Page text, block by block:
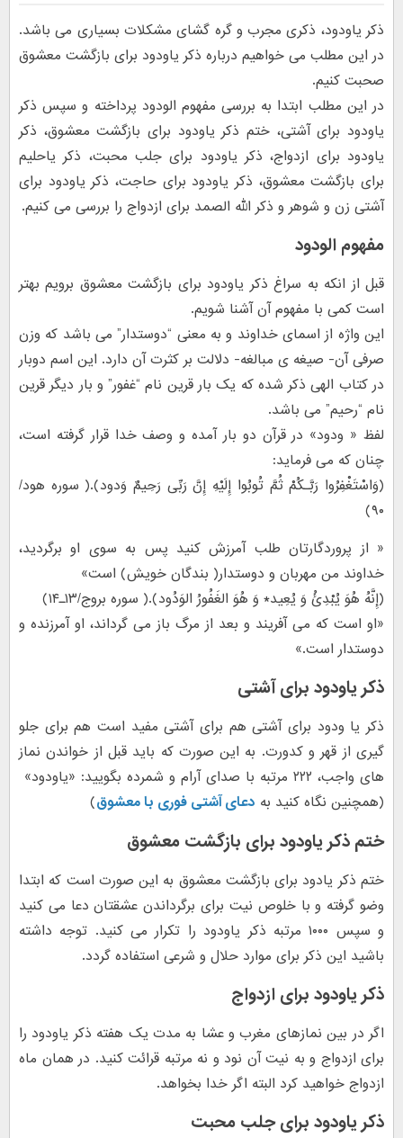
ذکر یاودود، ذکری مجرب و گره گشای مشکلات بسیاری می باشد.
در این مطلب می خواهیم درباره ذکر یاودود برای بازگشت معشوق
صحبت کنیم.
در این مطلب ابتدا به بررسی مفهوم الودود پرداخته و سپس ذکر
یاودود برای آشتی، ختم ذکر یاودود برای بازگشت معشوق، ذکر
یاودود برای ازدواج، ذکر یاودود برای جلب محبت، ذکر یاحلیم
برای بازگشت معشوق، ذکر یاودود برای حاجت، ذکر یاودود برای
آشتی زن و شوهر و ذکر الله الصمد برای ازدواج را بررسی می کنیم.
مفهوم الودود
قبل از انکه به سراغ ذکر یاودود برای بازگشت معشوق برویم بهتر
است کمی با مفهوم آن آشنا شویم.
این واژه از اسمای خداوند و به معنی “دوستدار” می باشد که وزن
صرفی آن- صیغه ی مبالغه- دلالت بر کثرت آن دارد. این اسم دوبار
در کتاب الهی ذکر شده که یک بار قرین نام “غفور” و بار دیگر قرین
نام “رحیم” می باشد.
لفظ « ودود» در قرآن دو بار آمده و وصف خدا قرار گرفته است،
چنان که مى فرماید:
(وَاسْتَغْفِرُوا رَبَّـکُمْ ثُمَّ تُوبُوا إِلَیْهِ إِنَّ رَبِّى رَحِیمٌ وَدود).( سوره هود/
۹۰)
« از پروردگارتان طلب آمرزش کنید پس به سوى او برگردید،
خداوند من مهربان و دوستدار( بندگان خویش) است»
(إِنَّهُ هُوَ یُبْدِئُ وَ یُعِید* وَ هُوَ الغَفُورُ الوَدُود).( سوره بروج/۱۳ـ۱۴)
«او است که مى آفریند و بعد از مرگ باز مى گرداند، او آمرزنده و
دوستدار است.»
ذکر یاودود برای آشتی
ذکر یا ودود برای آشتی هم برای آشتی مفید است هم برای جلو
گیری از قهر و کدورت. به این صورت که باید قبل از خواندن نماز
های واجب، ۲۲۲ مرتبه با صدای آرام و شمرده بگویید: «یاودود»
(همچنین نگاه کنید به دعای آشتی فوری با معشوق)
ختم ذکر یاودود برای بازگشت معشوق
ختم ذکر یادود برای بازگشت معشوق به این صورت است که ابتدا
وضو گرفته و با خلوص نیت برای برگرداندن عشقتان دعا می کنید
و سپس ۱۰۰۰ مرتبه ذکر یاودود را تکرار می کنید. توجه داشته
باشید این ذکر برای موارد حلال و شرعی استفاده گردد.
ذکر یاودود برای ازدواج
اگر در بین نمازهای مغرب و عشا به مدت یک هفته ذکر یاودود را
برای ازدواج و به نیت آن نود و نه مرتبه قرائت کنید. در همان ماه
ازدواج خواهید کرد البته اگر خدا بخواهد.
ذکر یاودود برای جلب محبت